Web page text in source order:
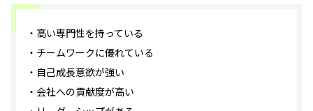
・高い専門性を持っている
・チームワークに優れている
・自己成長意欲が強い
・会社への貢献度が高い